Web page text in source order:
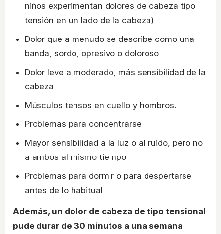
niños experimentan dolores de cabeza tipo
tensión en un lado de la cabeza)
Dolor que a menudo se describe como una
banda, sordo, opresivo o doloroso
Dolor leve a moderado, más sensibilidad de la
cabeza
Músculos tensos en cuello y hombros.
Problemas para concentrarse
Mayor sensibilidad a la luz o al ruido, pero no
a ambos al mismo tiempo
Problemas para dormir o para despertarse
antes de lo habitual
Además, un dolor de cabeza de tipo tensional
pude durar de 30 minutos a una semana